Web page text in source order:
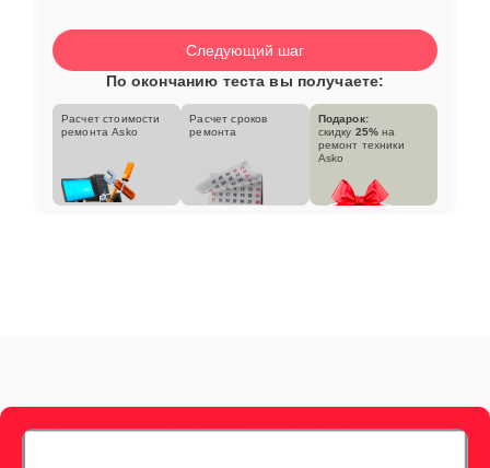
Следующий шаг
По окончанию теста вы получаете:
Расчет стоимости
ремонта Asko
Расчет сроков
ремонта
Подарок:
скидку 25% на
ремонт техники
Asko